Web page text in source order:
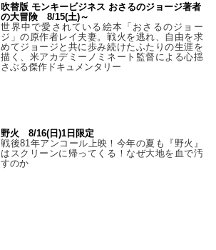
吹替版 モンキービジネス おさるのジョージ著者
の大冒険 8/15(土)～
世界中で愛されている絵本「おさるのジョー
ジ」の原作者レイ夫妻。戦火を逃れ、自由を求
めてジョージと共に歩み続けたふたりの生涯を
描く、米アカデミーノミネート監督による心揺
さぶる傑作ドキュメンタリー
野火 8/16(日)1日限定
戦後81年アンコール上映！今年の夏も『野火』
はスクリーンに帰ってくる！なぜ大地を血で汚
すのか